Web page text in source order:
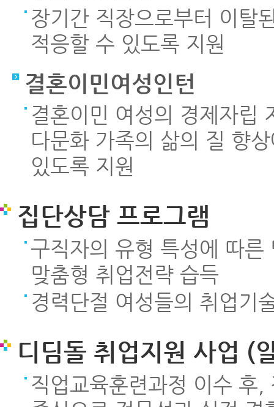
장기간 직장으로부터 이탈
적응할 수 있도록 지원
결혼이민여성인턴
결혼이민 여성의 경제자립
다문화 가족의 삶의 질 향
있도록 지원
집단상담 프로그램
구직자의 유형 특성에 따
맞춤형 취업전략 습득
경력단절 여성들의 취업기
디딤돌 취업지원 사업 (
직업교육훈련과정 이수 후